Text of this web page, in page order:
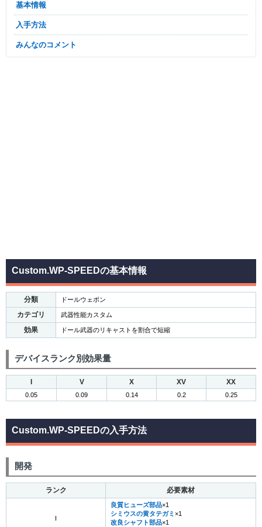
基本情報
入手方法
みんなのコメント
Custom.WP-SPEEDの基本情報
分類 ドールウェポン
カテゴリ 武器性能カスタム
効果 ドール武器のリキャストを割合で短縮
デバイスランク別効果量
V X XV XX
0.05 0.09 0.14 0.2 0.25
Custom.WP-SPEEDの入手方法
開発
ランク 必要素材
良質ヒューズ部品×1
シミウスの黄タテガミ ×1
改良シャフト部品×1